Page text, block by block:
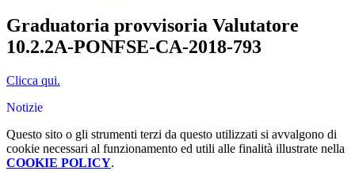
Graduatoria provvisoria Valutatore
10.2.2A-PONFSE-CA-2018-793
Clicca qui.
Notizie
Questo sito o gli strumenti terzi da questo utilizzati si avvalgono di
cookie necessari al funzionamento ed utili alle finalità illustrate nella
COOKIE POLICY.